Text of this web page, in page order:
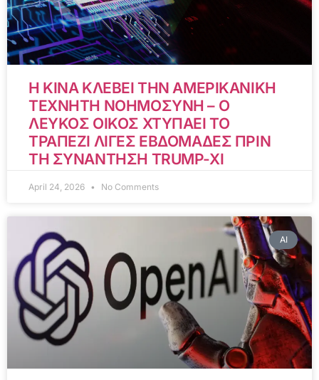
Η ΚΙΝΑ ΚΛΕΒΕΙ ΤΗΝ ΑΜΕΡΙΚΑΝΙΚΗ
ΤΕΧΝΗΤΗ ΝΟΗΜΟΣΥΝΗ – Ο
ΛΕΥΚΟΣ ΟΙΚΟΣ ΧΤΥΠΑΕΙ ΤΟ
ΤΡΑΠΕΖΙ ΛΙΓΕΣ ΕΒΔΟΜΑΔΕΣ ΠΡΙΝ
ΤΗ ΣΥΝΑΝΤΗΣΗ TRUMP-XI
April 24, 2026 No Comments
AI